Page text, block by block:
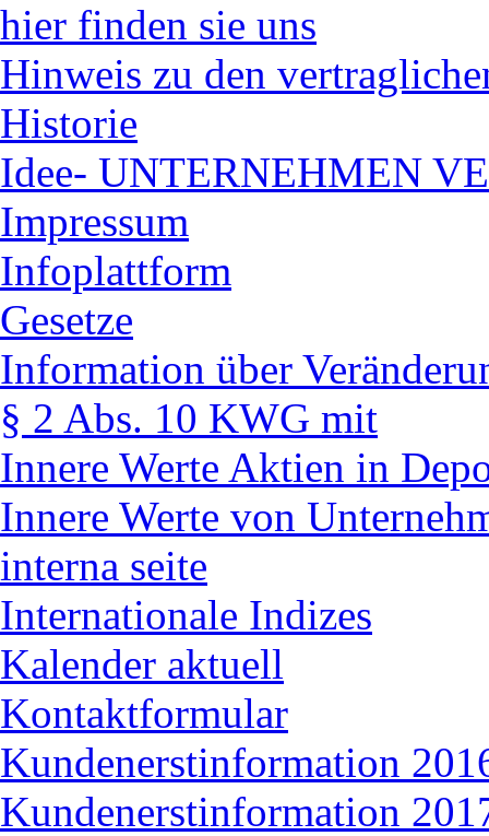
hier finden sie uns
Hinweis zu den
Historie
Idee- UNTERNEHMEN
Impressum
Infoplattform
Gesetze
Information über
§ 2 Abs. 10 KWG mit
Innere Werte Aktien in
Innere Werte von
interna seite
Internationale Indizes
Kalender aktuell
Kontaktformular
Kundenerstinformation
Kundenerstinformation